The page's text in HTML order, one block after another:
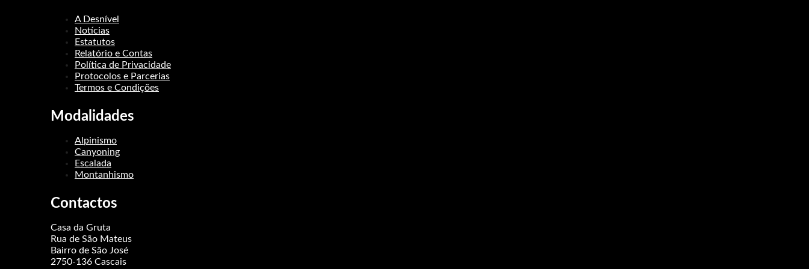
A Desnível
Notícias
Estatutos
Relatório e Contas
Política de Privacidade
Protocolos e Parcerias
Termos e Condições
Modalidades
Alpinismo
Canyoning
Escalada
Montanhismo
Contactos
Casa da Gruta
Rua de São Mateus
Bairro de São José
2750-136 Cascais